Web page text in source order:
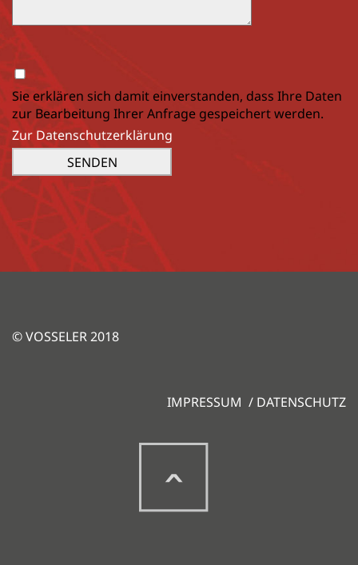
Sie erklären sich damit einverstanden, dass Ihre Daten
zur Bearbeitung Ihrer Anfrage gespeichert werden.
Zur Datenschutzerklärung
© VOSSELER 2018
IMPRESSUM / DATENSCHUTZ